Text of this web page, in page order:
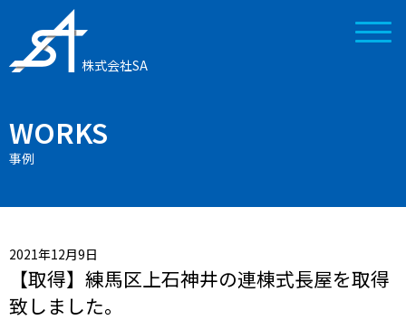
株式会社SA
WORKS
事例
2021年12月9日
【取得】練馬区上石神井の連棟式長屋を取得
致しました。